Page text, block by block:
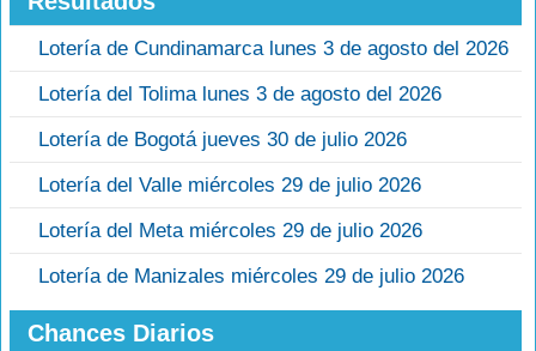
Lotería de Cundinamarca lunes 3 de agosto del 2026
Lotería del Tolima lunes 3 de agosto del 2026
Lotería de Bogotá jueves 30 de julio 2026
Lotería del Valle miércoles 29 de julio 2026
Lotería del Meta miércoles 29 de julio 2026
Lotería de Manizales miércoles 29 de julio 2026
Chances Diarios